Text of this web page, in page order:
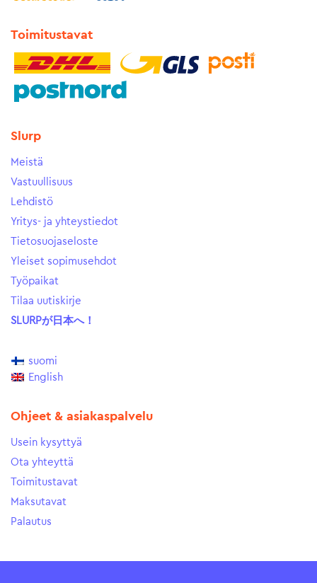
Toimitustavat
Slurp
Meistä
Vastuullisuus
Lehdistö
Yritys- ja yhteystiedot
Tietosuojaseloste
Yleiset sopimusehdot
Työpaikat
Tilaa uutiskirje
SLURPが日本へ！
suomi
English
Ohjeet & asiakaspalvelu
Usein kysyttyä
Ota yhteyttä
Toimitustavat
Maksutavat
Palautus